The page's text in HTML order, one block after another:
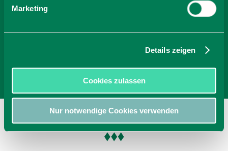
Marketing
Details zeigen
Cookies zulassen
Nur notwendige Cookies verwenden
Zimmer finden